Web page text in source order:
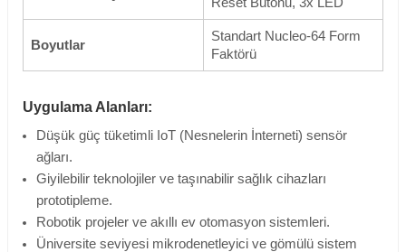
Boyutlar
Standart Nucleo-64 Form
Faktörü
Uygulama Alanları:
Düşük güç tüketimli IoT (Nesnelerin İnterneti) sensör
ağları.
Giyilebilir teknolojiler ve taşınabilir sağlık cihazları
prototipleme.
Robotik projeler ve akıllı ev otomasyon sistemleri.
Üniversite seviyesi mikrodenetleyici ve gömülü sistem